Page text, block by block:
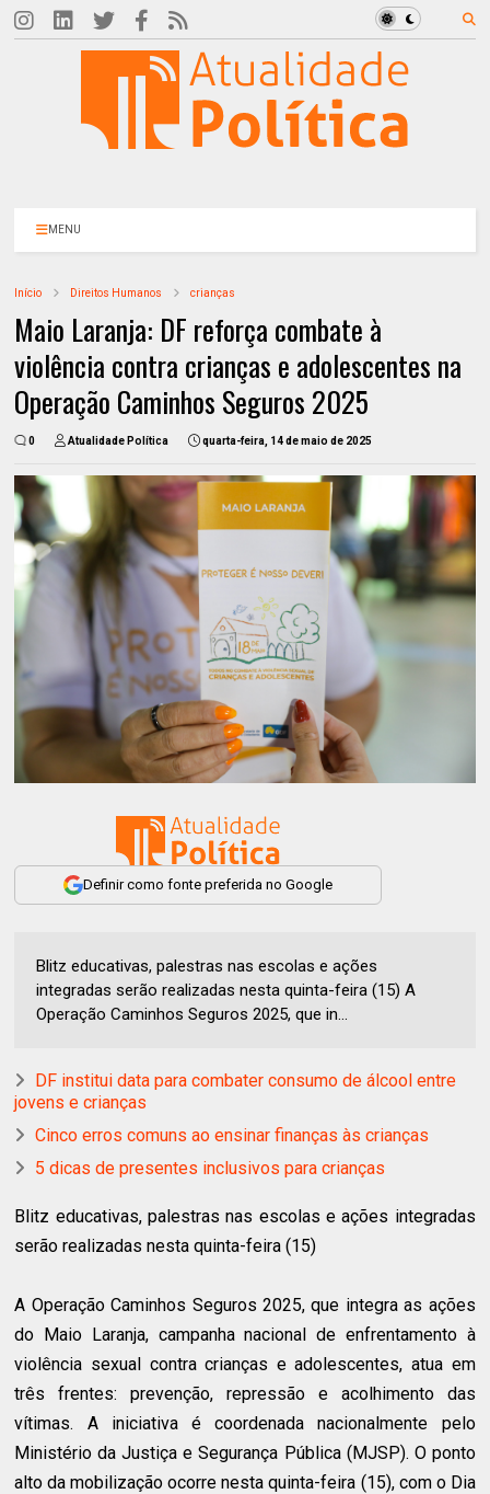
MENU
Início Direitos Humanos crianças
Maio Laranja: DF reforça combate à
violência contra crianças e adolescentes na
Operação Caminhos Seguros 2025
0 Atualidade Política quarta-feira, 14 de maio de 2025
Definir como fonte preferida no Google
Blitz educativas, palestras nas escolas e ações
integradas serão realizadas nesta quinta-feira (15) A
Operação Caminhos Seguros 2025, que in...
DF institui data para combater consumo de álcool entre
jovens e crianças
Cinco erros comuns ao ensinar finanças às crianças
5 dicas de presentes inclusivos para crianças
Blitz educativas, palestras nas escolas e ações integradas
serão realizadas nesta quinta-feira (15)
A Operação Caminhos Seguros 2025, que integra as ações
do Maio Laranja, campanha nacional de enfrentamento à
violência sexual contra crianças e adolescentes, atua em
três frentes: prevenção, repressão e acolhimento das
vítimas. A iniciativa é coordenada nacionalmente pelo
Ministério da Justiça e Segurança Pública (MJSP). O ponto
alto da mobilização ocorre nesta quinta-feira (15), com o Dia